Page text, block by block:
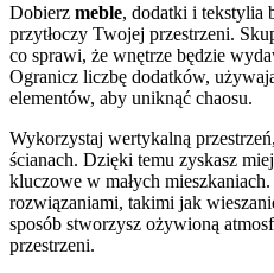
Dobierz meble, dodatki i tekstylia
przytłoczy Twojej przestrzeni.
co sprawi, że wnętrze będzie
Ogranicz liczbę dodatków,
elementów, aby uniknąć chaosu.
Wykorzystaj wertykalną
ścianach. Dzięki temu zyskasz
kluczowe w małych
rozwiązaniami, takimi jak
sposób stworzysz ożywioną
przestrzeni.